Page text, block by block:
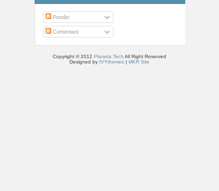
Postări
Comentarii
Copyright © 2012 Planeta Tech All Right Reserved
Designed by IVYthemes | MKR Site